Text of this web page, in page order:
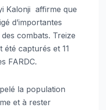
Kalonji affirme que
d’importantes
combats. Treize
capturés et 11
FARDC.
la population
et à rester